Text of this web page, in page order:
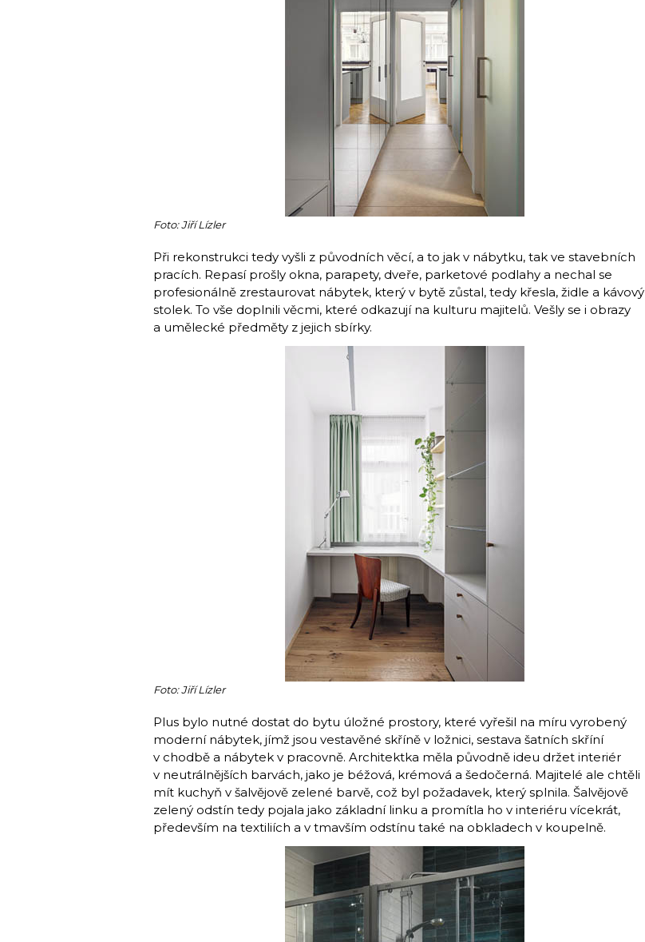
Foto: Jiří Lízler
Při rekonstrukci tedy vyšli z původních věcí, a to jak v nábytku, tak ve stavebních
pracích. Repasí prošly okna, parapety, dveře, parketové podlahy a nechal se
profesionálně zrestaurovat nábytek, který v bytě zůstal, tedy křesla, židle a kávový
stolek. To vše doplnili věcmi, které odkazují na kulturu majitelů. Vešly se i obrazy
a umělecké předměty z jejich sbírky.
Foto: Jiří Lízler
Plus bylo nutné dostat do bytu úložné prostory, které vyřešil na míru vyrobený
moderní nábytek, jímž jsou vestavěné skříně v ložnici, sestava šatních skříní
v chodbě a nábytek v pracovně. Architektka měla původně ideu držet interiér
v neutrálnějších barvách, jako je béžová, krémová a šedočerná. Majitelé ale chtěli
mít kuchyň v šalvějově zelené barvě, což byl požadavek, který splnila. Šalvějově
zelený odstín tedy pojala jako základní linku a promítla ho v interiéru vícekrát,
především na textiliích a v tmavším odstínu také na obkladech v koupelně.